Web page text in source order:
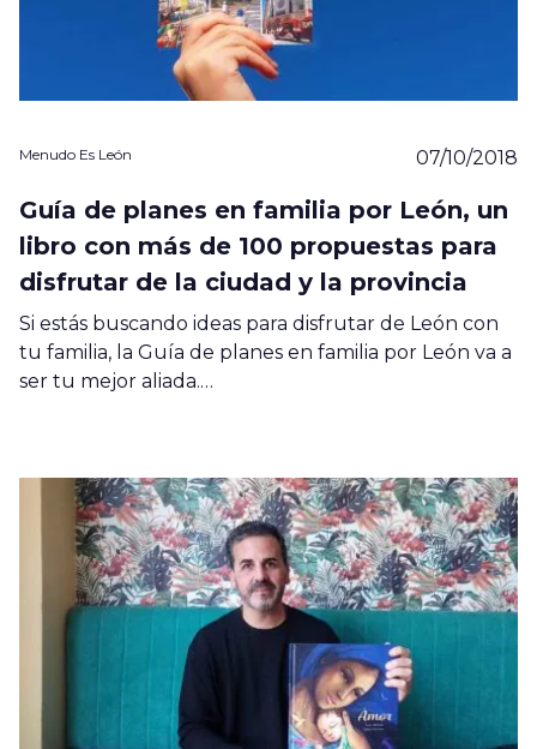
Menudo Es León 07/10/2018
Guía de planes en familia por León, un
libro con más de 100 propuestas para
disfrutar de la ciudad y la provincia
Si estás buscando ideas para disfrutar de León con
tu familia, la Guía de planes en familia por León va a
ser tu mejor aliada.…